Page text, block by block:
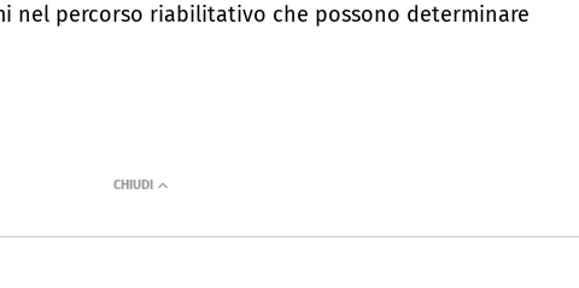
nel percorso riabilitativo che possono determinare